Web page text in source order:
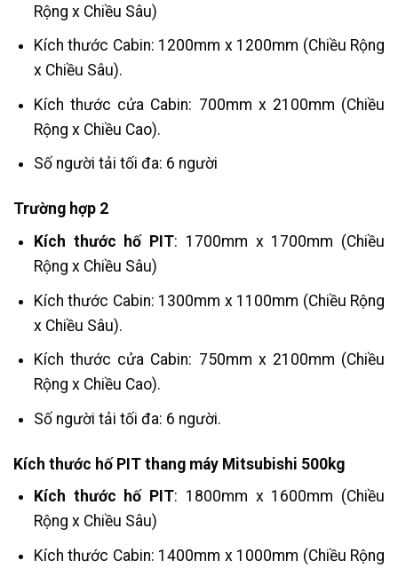
Rộng x Chiều Sâu)
Kích thước Cabin: 1200mm x 1200mm (Chiều Rộng
x Chiều Sâu).
Kích thước cửa Cabin: 700mm x 2100mm (Chiều
Rộng x Chiều Cao).
Số người tải tối đa: 6 người
Trường hợp 2
Kích thước hố PIT: 1700mm x 1700mm (Chiều
Rộng x Chiều Sâu)
Kích thước Cabin: 1300mm x 1100mm (Chiều Rộng
x Chiều Sâu).
Kích thước cửa Cabin: 750mm x 2100mm (Chiều
Rộng x Chiều Cao).
Số người tải tối đa: 6 người.
Kích thước hố PIT thang máy Mitsubishi 500kg
Kích thước hố PIT: 1800mm x 1600mm (Chiều
Rộng x Chiều Sâu)
Kích thước Cabin: 1400mm x 1000mm (Chiều Rộng